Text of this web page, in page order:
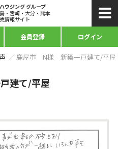
ウジング グループ
・宮崎・大分・熊本
情報サイト
会員登録 ログイン
鹿屋市 N様 新築一戸建て/平屋
建て/平屋